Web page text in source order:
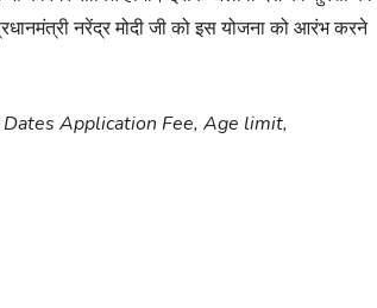
नरेंद्र मोदी जी को इस योजना को आरंभ करने
Application Fee, Age limit,